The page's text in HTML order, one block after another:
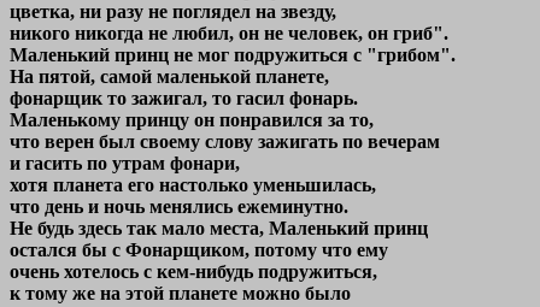
цветка, ни разу не поглядел на звезду,
никого никогда не любил, он не человек, он гриб".
Маленький принц не мог подружиться с "грибом".
На пятой, самой маленькой планете,
фонарщик то зажигал, то гасил фонарь.
Маленькому принцу он понравился за то,
что верен был своему слову зажигать по вечерам
и гасить по утрам фонари,
хотя планета его настолько уменьшилась,
что день и ночь менялись ежеминутно.
Не будь здесь так мало места, Маленький принц
остался бы с Фонарщиком, потому что ему
очень хотелось с кем-нибудь подружиться,
к тому же на этой планете можно было